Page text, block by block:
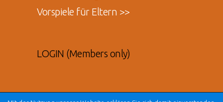
Vorspiele für Eltern >>
LOGIN (Members only)